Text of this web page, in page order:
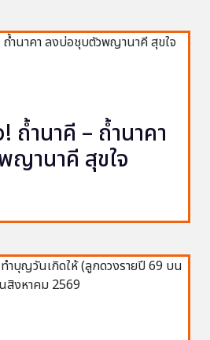
ถ้ำนาคี – ถ้ำนาคา
านาคี สุขใจ